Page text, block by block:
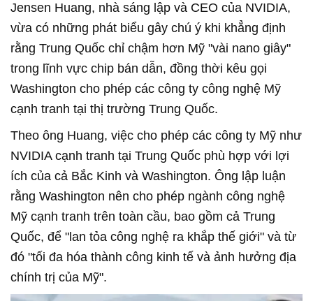
Jensen Huang, nhà sáng lập và CEO của NVIDIA,
vừa có những phát biểu gây chú ý khi khẳng định
rằng Trung Quốc chỉ chậm hơn Mỹ "vài nano giây"
trong lĩnh vực chip bán dẫn, đồng thời kêu gọi
Washington cho phép các công ty công nghệ Mỹ
cạnh tranh tại thị trường Trung Quốc.
Theo ông Huang, việc cho phép các công ty Mỹ như
NVIDIA cạnh tranh tại Trung Quốc phù hợp với lợi
ích của cả Bắc Kinh và Washington. Ông lập luận
rằng Washington nên cho phép ngành công nghệ
Mỹ cạnh tranh trên toàn cầu, bao gồm cả Trung
Quốc, để "lan tỏa công nghệ ra khắp thế giới" và từ
đó "tối đa hóa thành công kinh tế và ảnh hưởng địa
chính trị của Mỹ".